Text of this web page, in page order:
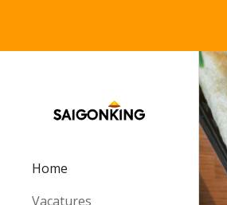
Home
Vacatures